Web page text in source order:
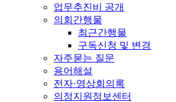
업무추진비 공개
의회간행물
최근간행물
구독신청 및 변경
자주묻는 질문
용어해설
전자·영상회의록
의정지원정보센터